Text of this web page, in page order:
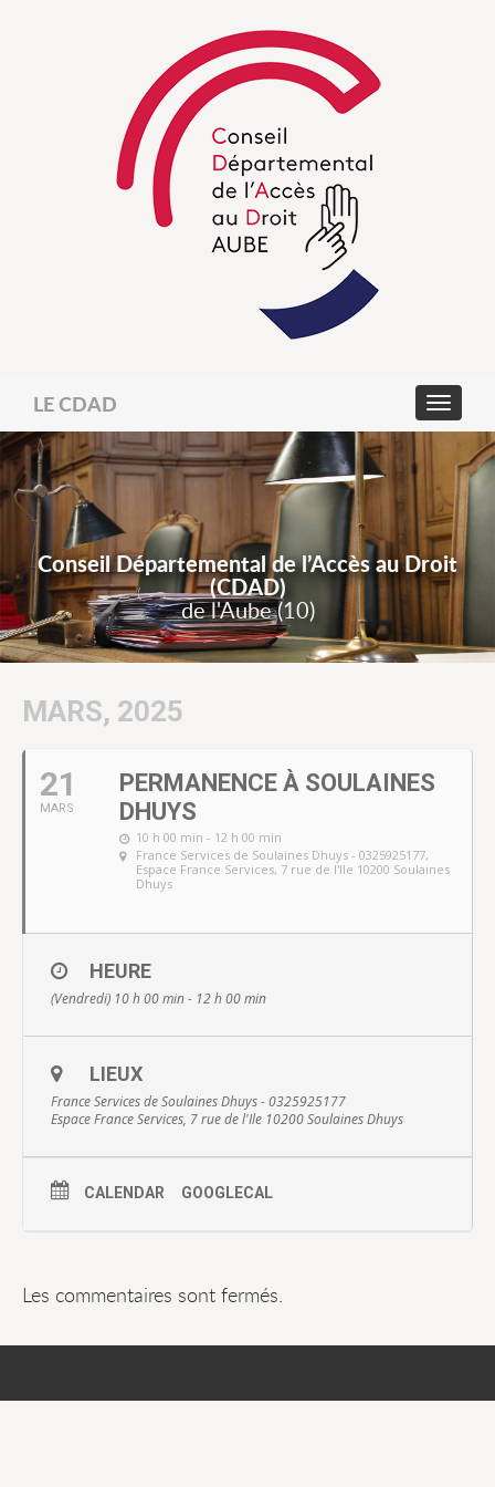
LE CDAD
Conseil Départemental de l’Accès au Droit
(CDAD)
de l'Aube (10)
MARS, 2025
21
MARS
PERMANENCE À SOULAINES
DHUYS
10 h 00 min - 12 h 00 min
France Services de Soulaines Dhuys - 0325925177,
Espace France Services, 7 rue de l'Ile 10200 Soulaines
Dhuys
HEURE
(Vendredi) 10 h 00 min - 12 h 00 min
LIEUX
France Services de Soulaines Dhuys - 0325925177
Espace France Services, 7 rue de l'Ile 10200 Soulaines Dhuys
CALENDAR GOOGLECAL
Les commentaires sont fermés.